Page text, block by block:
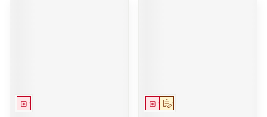
Geneesmiddel Op voorschrift
Geneesmiddel